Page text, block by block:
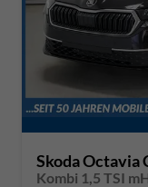
Skoda Octavia
Kombi 1,5 TSI